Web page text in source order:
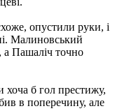
опустили руки, і
Малиновський
а Пашаліч точно
хоча б гол престижу,
в поперечину, але